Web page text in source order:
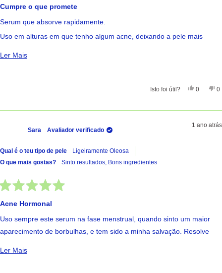
Cumpre o que promete
Serum que absorve rapidamente.
Uso em alturas em que tenho algum acne, deixando a pele mais
Ler MaisLer Mais Sobre Esta Avaliação
Isto foi útil? Sim,
0 0
Sara Avaliador verificado
1 ano atrás
Qual é o teu tipo de pele
Ligeiramente Oleosa
O que mais gostas?
Sinto resultados, Bons ingredientes
Acne Hormonal
Uso sempre este serum na fase menstrual, quando sinto um maior
aparecimento de borbulhas, e tem sido a minha salvação. Resolve
vincadas, é bastante leve e absorve rápido.
Ler MaisLer Mais Sobre Esta Avaliação